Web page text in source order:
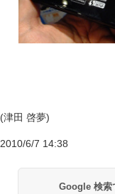
(津田 啓夢)
2010/6/7 14:38
Google 検索